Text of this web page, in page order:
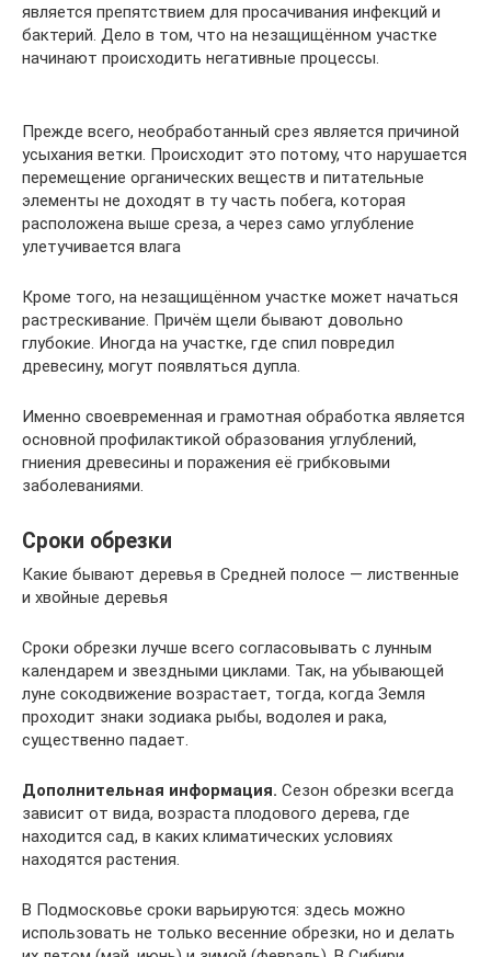
является препятствием для просачивания инфекций и
бактерий. Дело в том, что на незащищённом участке
начинают происходить негативные процессы.
Прежде всего, необработанный срез является причиной
усыхания ветки. Происходит это потому, что нарушается
перемещение органических веществ и питательные
элементы не доходят в ту часть побега, которая
расположена выше среза, а через само углубление
улетучивается влага
Кроме того, на незащищённом участке может начаться
растрескивание. Причём щели бывают довольно
глубокие. Иногда на участке, где спил повредил
древесину, могут появляться дупла.
Именно своевременная и грамотная обработка является
основной профилактикой образования углублений,
гниения древесины и поражения её грибковыми
заболеваниями.
Сроки обрезки
Какие бывают деревья в Средней полосе — лиственные
и хвойные деревья
Сроки обрезки лучше всего согласовывать с лунным
календарем и звездными циклами. Так, на убывающей
луне сокодвижение возрастает, тогда, когда Земля
проходит знаки зодиака рыбы, водолея и рака,
существенно падает.
Дополнительная информация. Сезон обрезки всегда
зависит от вида, возраста плодового дерева, где
находится сад, в каких климатических условиях
находятся растения.
В Подмосковье сроки варьируются: здесь можно
использовать не только весенние обрезки, но и делать